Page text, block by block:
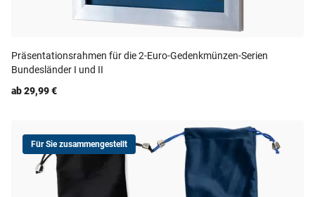
Präsentationsrahmen für die 2-Euro-Gedenkmünzen-Serien
Bundesländer I und II
ab 29,99 €
Für Sie zusammengestellt